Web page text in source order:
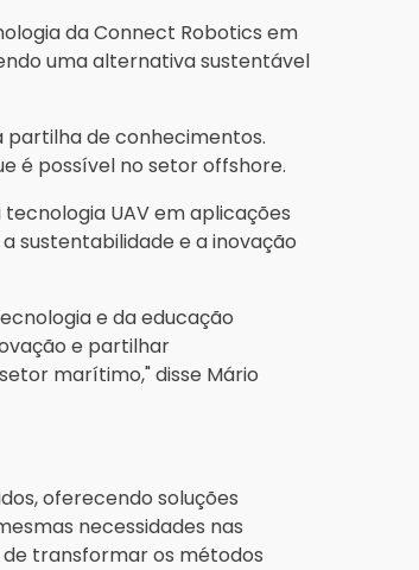
da Connect Robotics em
uma alternativa sustentável
partilha de conhecimentos.
é possível no setor offshore.
UAV em aplicações
sustentabilidade e a inovação
e da educação
e partilhar
marítimo," disse Mário
oferecendo soluções
necessidades nas
transformar os métodos